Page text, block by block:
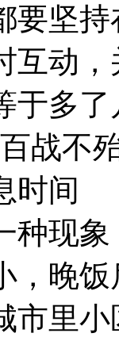
要坚
互动
于多
战不
间
现象
，晚
市里